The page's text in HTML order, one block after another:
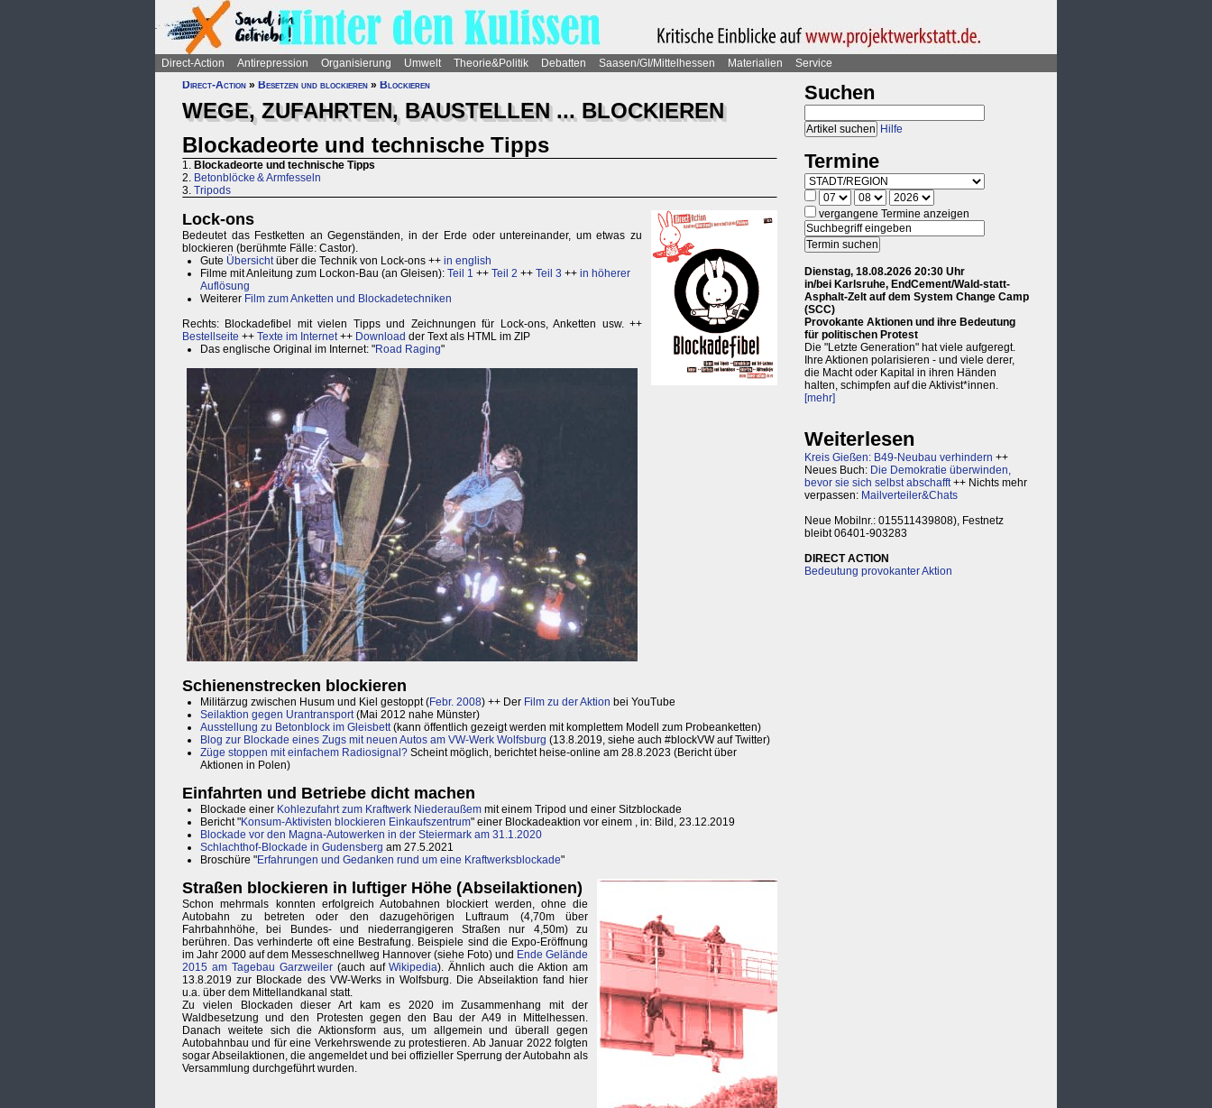
Direct-Action Antirepression Organisierung Umwelt Theorie&Politik Debatten Saasen/GI/Mittelhessen Materialien
Service
Direct-Action » Besetzen und blockieren » Blockieren
WEGE, ZUFAHRTEN, BAUSTELLEN ... BLOCKIEREN
Blockadeorte und technische Tipps
1. Blockadeorte und technische Tipps
2. Betonblöcke & Armfesseln
3. Tripods
Lock-ons
Bedeutet das Festketten an Gegenständen, in der Erde oder untereinander, um etwas zu
blockieren (berühmte Fälle: Castor).
Gute Übersichtüber die Technik von Lock-ons ++ in english
Filme mit Anleitung zum Lockon-Bau (an Gleisen): Teil 1 ++ Teil 2 ++ Teil 3 ++ in höherer
Auflösung
Weiterer Film zum Anketten und Blockadetechniken
Rechts: Blockadefibel mit vielen Tipps und Zeichnungen für Lock-ons, Anketten usw. ++
Bestellseite ++ Texte im Internet++ Download der Text als HTML im ZIP
Das englische Original im Internet: "Road Raging"
Schienenstrecken blockieren
Militärzug zwischen Husum und Kiel gestoppt (Febr. 2008) ++ Der Film zu der Aktion bei YouTube
Seilaktion gegen Urantransport(Mai 2012 nahe Münster)
Ausstellung zu Betonblock im Gleisbett(kann öffentlich gezeigt werden mit komplettem Modell zum Probeanketten)
Blog zur Blockade eines Zugs mit neuen Autos am VW-Werk Wolfsburg (13.8.2019, siehe auch #blockVW auf Twitter)
Züge stoppen mit einfachem Radiosignal? Scheint möglich, berichtet heise-online am 28.8.2023 (Bericht über
Aktionen in Polen)
Einfahrten und Betriebe dicht machen
Blockade einer Kohlezufahrt zum Kraftwerk Niederaußem mit einem Tripod und einer Sitzblockade
Bericht "Konsum-Aktivisten blockieren Einkaufszentrum" einer Blockadeaktion vor einem , in: Bild, 23.12.2019
Blockade vor den Magna-Autowerken in der Steiermark am 31.1.2020
Schlachthof-Blockade in Gudensberg am 27.5.2021
Broschüre "Erfahrungen und Gedanken rund um eine Kraftwerksblockade"
Straßen blockieren in luftiger Höhe (Abseilaktionen)
Schon mehrmals konnten erfolgreich Autobahnen blockiert werden, ohne die
Autobahn zu betreten oder den dazugehörigen Luftraum (4,70m über
Fahrbahnhöhe, bei Bundes- und niederrangigeren Straßen nur 4,50m) zu
berühren. Das verhinderte oft eine Bestrafung. Beispiele sind die Expo-Eröffnung
im Jahr 2000 auf dem Messeschnellweg Hannover (siehe Foto) und Ende Gelände
2015 am Tagebau Garzweiler(auch aufWikipedia). Ähnlich auch die Aktion am
13.8.2019 zur Blockade des VW-Werks in Wolfsburg. Die Abseilaktion fand hier
u.a. über dem Mittellandkanal statt.
Zu vielen Blockaden dieser Art kam es 2020 im Zusammenhang mit der
Waldbesetzung und den Protesten gegen den Bau der A49 in Mittelhessen.
Danach weitete sich die Aktionsform aus, um allgemein und überall gegen
Autobahnbau und für eine Verkehrswende zu protestieren. Ab Januar 2022 folgten
sogar Abseilaktionen, die angemeldet und bei offizieller Sperrung der Autobahn als
Versammlung durchgeführt wurden.
Suchen
Hilfe
Termine
vergangene Termine anzeigen
Dienstag, 18.08.2026 20:30 Uhr
in/bei Karlsruhe, EndCement/Wald-statt-
Asphalt-Zelt auf dem System Change Camp
(SCC)
Provokante Aktionen und ihre Bedeutung
für politischen Protest
Die "Letzte Generation" hat viele aufgeregt.
Ihre Aktionen polarisieren - und viele derer,
die Macht oder Kapital in ihren Händen
halten, schimpfen auf die Aktivist*innen.
[mehr]
Weiterlesen
Kreis Gießen: B49-Neubau verhindern ++
Neues Buch: Die Demokratie überwinden,
bevor sie sich selbst abschafft++ Nichts mehr
verpassen: Mailverteiler&Chats
Neue Mobilnr.: 015511439808), Festnetz
bleibt 06401-903283
DIRECT ACTION
Bedeutung provokanter Aktion